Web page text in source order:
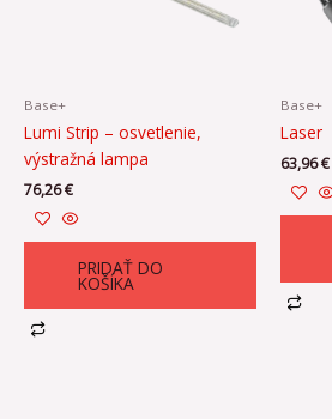
Base+
Lumi Strip – osvetlenie,
výstražná lampa
76,26€
PRIDAŤ DO
KOŠÍKA
Base+
Laser
63,96€